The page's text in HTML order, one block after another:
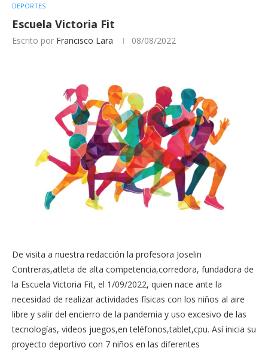
DEPORTES
Escuela Victoria Fit
Escrito por Francisco Lara 08/08/2022
De visita a nuestra redacción la profesora Joselin
Contreras,atleta de alta competencia,corredora, fundadora de
la Escuela Victoria Fit, el 1/09/2022, quien nace ante la
necesidad de realizar actividades físicas con los niños al aire
libre y salir del encierro de la pandemia y uso excesivo de las
tecnologías, videos juegos,en teléfonos,tablet,cpu. Así inicia su
proyecto deportivo con 7 niños en las diferentes